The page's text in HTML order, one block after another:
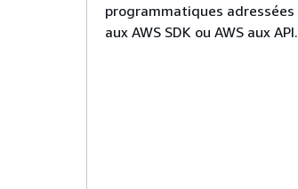
programmatiques adressées
aux AWS SDK ou AWS aux API.